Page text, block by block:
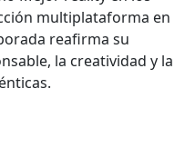
multiplataforma en
reafirma su
la creatividad y la